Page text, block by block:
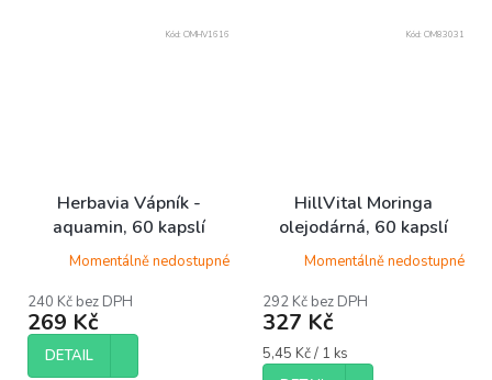
Herbavia Vápník -
aquamin, 60 kapslí
Momentálně nedostupné
240 Kč bez DPH
269 Kč
DETAIL
Kód: OMHV1616
HillVital Moringa
olejodárná, 60 kapslí
Momentálně nedostupné
292 Kč bez DPH
327 Kč
Měrná
cena:
5,45 Kč / 1 ks
Kód: OM83031